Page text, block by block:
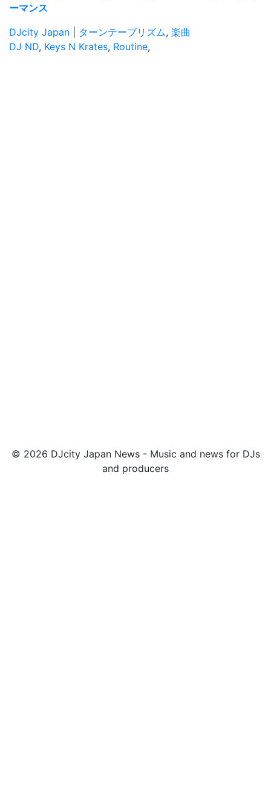
ーマンス
DJcity Japan
ターンテーブリズム, 楽曲
DJ ND, Keys N Krates, Routine,
© 2026 DJcity Japan News - Music and news for DJs
and producers